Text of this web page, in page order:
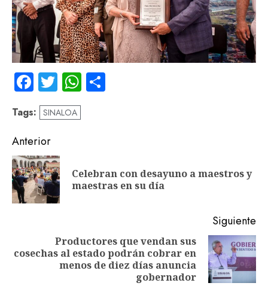
Facebook
TwitterWhatsApp
Tags: SINALOA
Navegación
de
entradas
Anterior
Celebran con desayuno a maestros y
maestras en su día
Siguiente
Siguiente
Productores que vendan sus
cosechas al estado podrán cobrar en
menos de diez días anuncia
gobernador